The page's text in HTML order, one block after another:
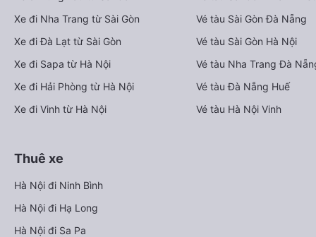
Xe đi Nha Trang từ Sài Gòn
Xe đi Đà Lạt từ Sài Gòn
Xe đi Sapa từ Hà Nội
Xe đi Hải Phòng từ Hà Nội
Xe đi Vinh từ Hà Nội
Vé tàu Sài Gòn Đà Nẵng
Vé tàu Sài Gòn Hà Nội
Vé tàu Nha Trang Đà
Vé tàu Đà Nẵng Huế
Vé tàu Hà Nội Vinh
Thuê xe
Hà Nội đi Ninh Bình
Hà Nội đi Hạ Long
Hà Nội đi Sa Pa